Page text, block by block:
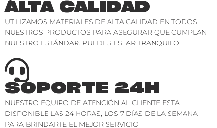
ALTA CALIDAD
UTILIZAMOS MATERIALES DE ALTA CALIDAD EN TODOS
NUESTROS PRODUCTOS PARA ASEGURAR QUE CUMPLAN
NUESTRO ESTÁNDAR. PUEDES ESTAR TRANQUILO.
SOPORTE 24H
NUESTRO EQUIPO DE ATENCIÓN AL CLIENTE ESTÁ
DISPONIBLE LAS 24 HORAS, LOS 7 DÍAS DE LA SEMANA
PARA BRINDARTE EL MEJOR SERVICIO.